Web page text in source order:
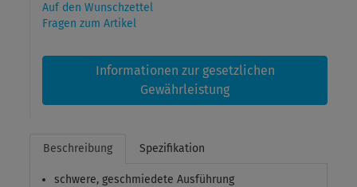
Auf den Wunschzettel
Fragen zum Artikel
Informationen zur gesetzlichen
Gewährleistung
Beschreibung Spezifikation
schwere, geschmiedete Ausführung